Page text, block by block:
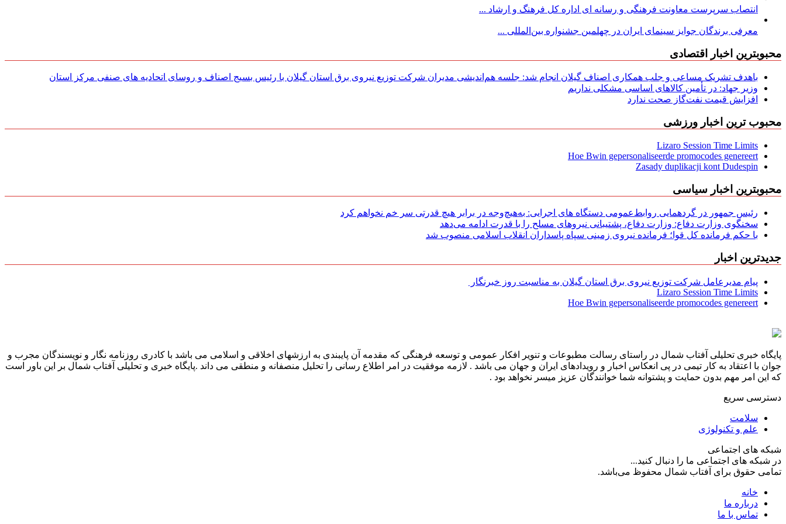
انتصاب سرپرست معاونت فرهنگی و رسانه ای اداره کل فرهنگ و ارشاد ...
معرفی برندگان جوایز سینمای ایران در چهلمین جشنواره بین‌المللی ...
محبوبترین اخبار اقتصادی
باهدف تشریک مساعی و جلب همکاری اصناف گیلان انجام شد: جلسه هم‌اندیشی مدیران شركت توزیع نیروی برق استان گیلان با رئیس بسیج اصناف و روسای اتحادیه های صنفی مركز استان
وزیر جهاد: در تأمین کالاهای اساسی مشکلی نداریم
افزایش قیمت نفت‌گاز صحت ندارد
محبوب ترین اخبار ورزشی
Lizaro Session Time Limits
Hoe Bwin gepersonaliseerde promocodes genereert
Zasady duplikacji kont Dudespin
محبوبترین اخبار سیاسی
رئیس جمهور در گردهمایی روابط‌عمومی دستگاه های اجرایی: به‌هیچ‌وجه در برابر هیچ قدرتی سر خم نخواهم کرد
سخنگوی وزارت دفاع: وزارت دفاع، پشتیبانی نیرو‌های مسلح را با قدرت ادامه می‌دهد
با حکم فرمانده کل قوا؛ فرمانده نیروی زمینی سپاه پاسداران انقلاب اسلامی منصوب شد
جدیدترین اخبار
پیام مدیرعامل شركت توزیع نیروی برق استان گیلان به مناسبت روز خبرنگار ‌
Lizaro Session Time Limits
Hoe Bwin gepersonaliseerde promocodes genereert
پایگاه خبری تحلیلی آفتاب شمال در راستای رسالت مطبوعات و تنویر افکار عمومی و توسعه فرهنگی که مقدمه آن پایبندی به ارزشهای اخلاقی و اسلامی می باشد با کادری روزنامه نگار و نویسندگان مجرب و
جوان با اعتقاد به کار تیمی در پی انعکاس اخبار و رویدادهای ایران و جهان می باشد . لازمه موفقیت در امر اطلاع رسانی را تحلیل منصفانه و منطقی می داند .پایگاه خبری و تحلیلی آفتاب شمال بر این باور است
که این امر مهم بدون حمایت و پشتوانه شما خوانندگان عزیز میسر نخواهد بود .
دسترسی سریع
سلامت
علم و تکنولوژی
شبکه های اجتماعی
در شبکه های اجتماعی ما را دنبال کنید...
تمامی حقوق برای آفتاب شمال محفوظ می‌باشد.
خانه
درباره ما
تماس با ما